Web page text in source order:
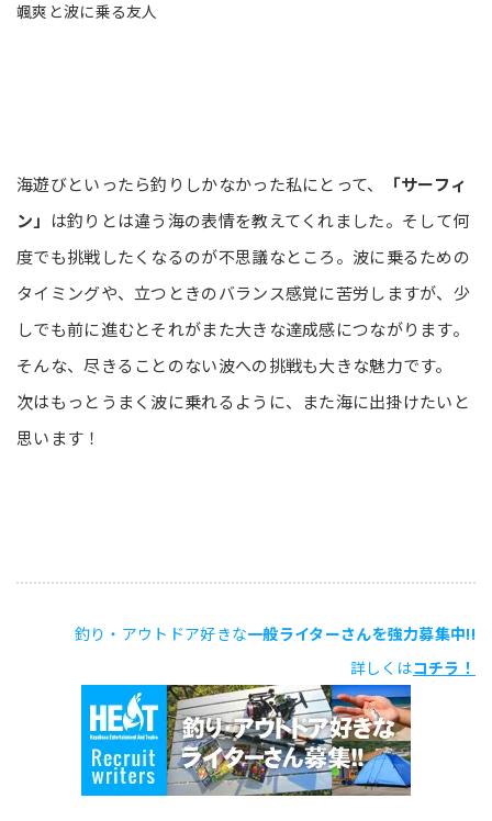
颯爽と波に乗る友人
海遊びといったら釣りしかなかった私にとって、
「サーフィ
ン」 は釣りとは違う海の表情を教えてくれました。そして何
度でも挑戦したくなるのが不思議なところ。波に乗るための
タイミングや、立つときのバランス感覚に苦労しますが、少
しでも前に進むとそれがまた大きな達成感につながります。
そんな、尽きることのない波への挑戦も大きな魅力です。
次はもっとうまく波に乗れるように、また海に出掛けたいと
思います！
釣り・アウトドア好きな一般ライターさんを強力募集中!!
詳しくはコチラ！